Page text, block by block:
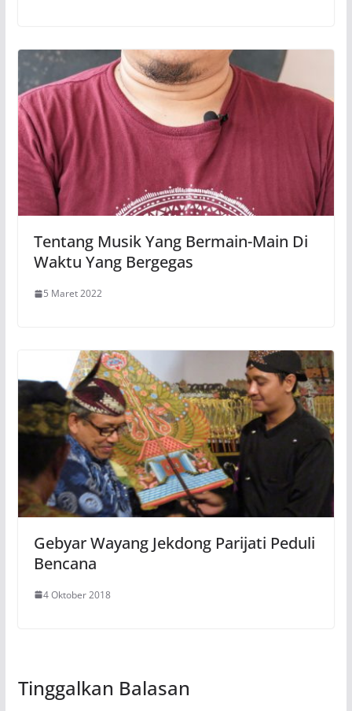
Tentang Musik Yang Bermain-Main Di
Waktu Yang Bergegas
5 Maret 2022
Gebyar Wayang Jekdong Parijati Peduli
Bencana
4 Oktober 2018
Tinggalkan Balasan